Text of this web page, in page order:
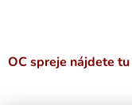
OC spreje nájdete tu